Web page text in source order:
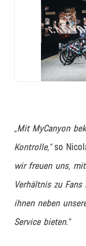
JPG
„Mit MyCanyon
Kontrolle,“so
wir freuen uns,
Verhältnis zu
ihnen neben
Service bieten.“